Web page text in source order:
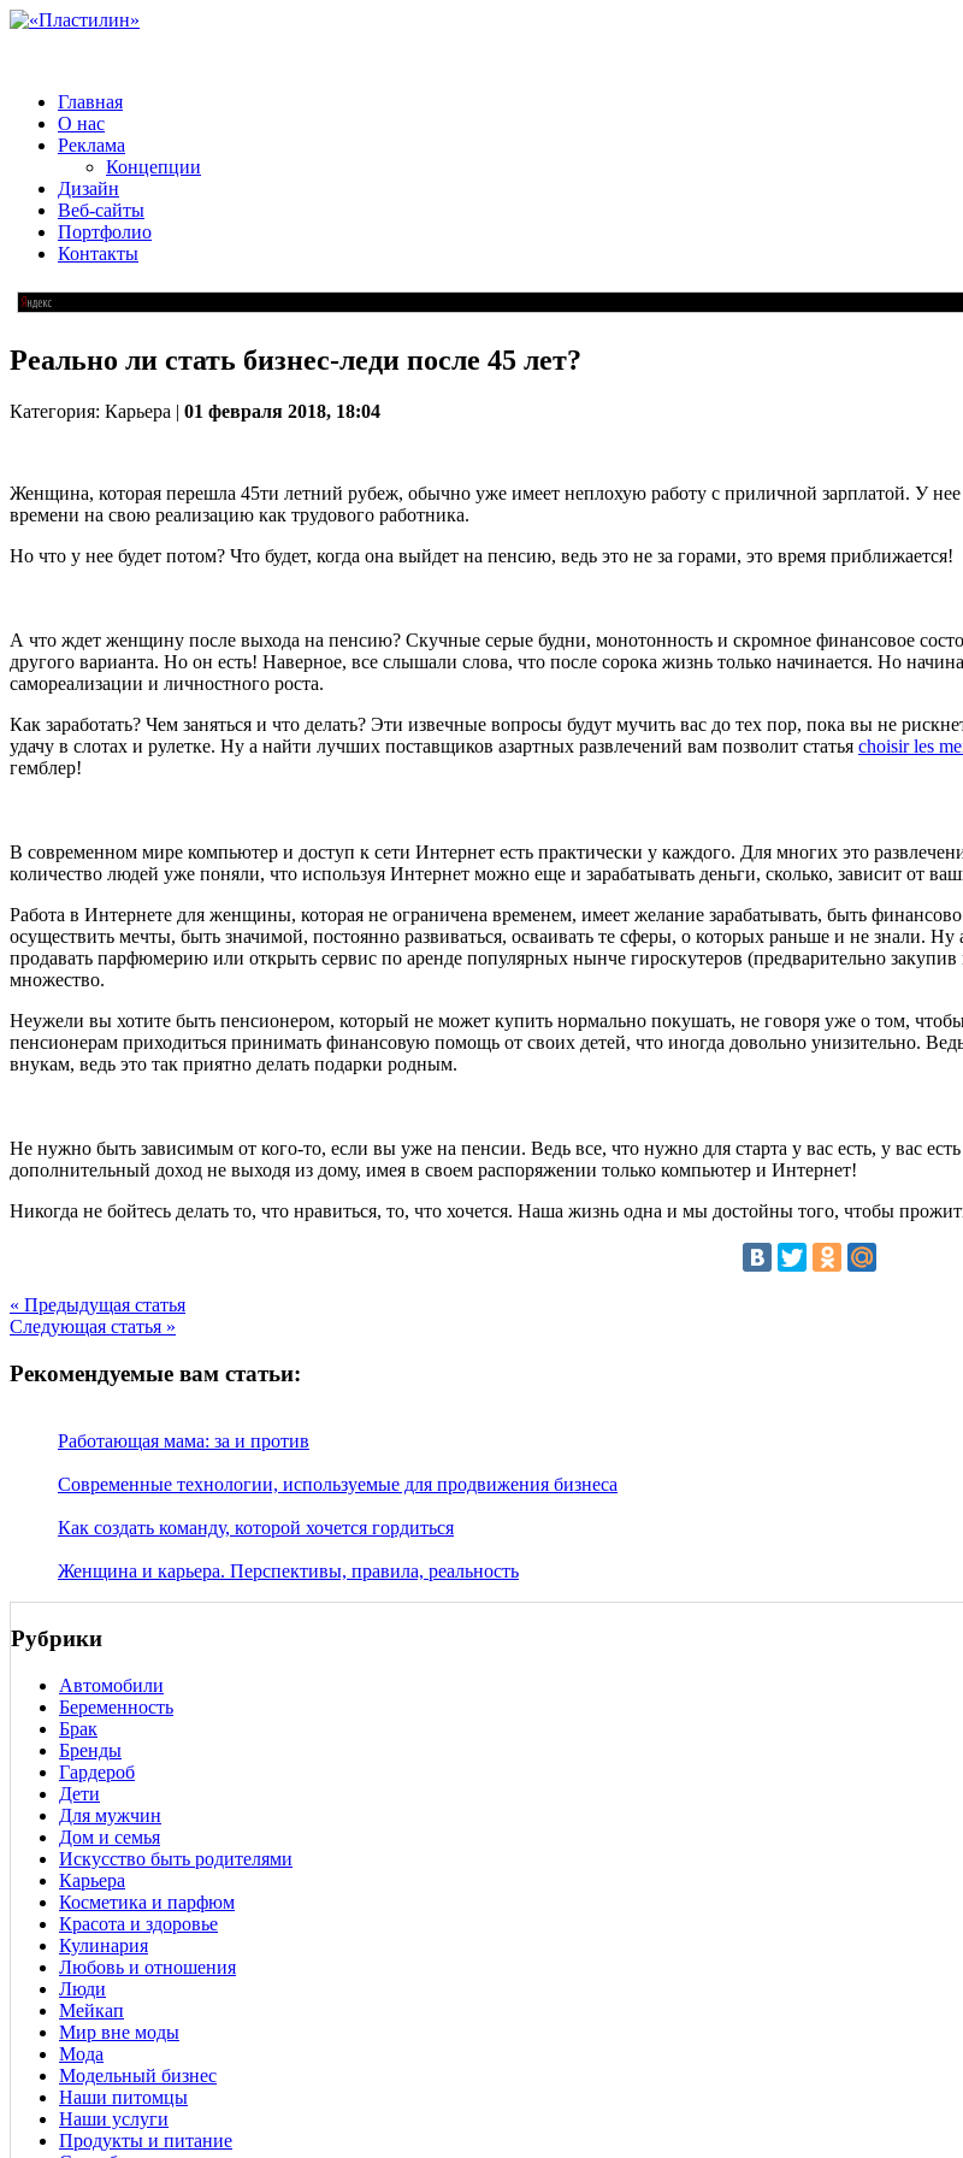
Главная
О нас
Реклама
Концепции
Дизайн
Веб-сайты
Портфолио
Контакты
Реально ли стать бизнес-леди после 45 лет?
Категория: Карьера | 01 февраля 2018, 18:04
Женщина, которая перешла 45ти летний рубеж, обычно уже имеет неплохую работу с приличной зарплатой. У
времени на свою реализацию как трудового работника.
Но что у нее будет потом? Что будет, когда она выйдет на пенсию, ведь это не за горами, это время приближается!
А что ждет женщину после выхода на пенсию? Скучные серые будни, монотонность и скромное финансовое
другого варианта. Но он есть! Наверное, все слышали слова, что после сорока жизнь только начинается. Но
самореализации и личностного роста.
Как заработать? Чем заняться и что делать? Эти извечные вопросы будут мучить вас до тех пор, пока вы не
удачу в слотах и рулетке. Ну а найти лучших поставщиков азартных развлечений вам позволит статья choisir les
гемблер!
В современном мире компьютер и доступ к сети Интернет есть практически у каждого. Для многих это
количество людей уже поняли, что используя Интернет можно еще и зарабатывать деньги, сколько, зависит от
Работа в Интернете для женщины, которая не ограничена временем, имеет желание зарабатывать, быть
осуществить мечты, быть значимой, постоянно развиваться, осваивать те сферы, о которых раньше и не знали.
продавать парфюмерию или открыть сервис по аренде популярных нынче гироскутеров (предварительно закупив
множество.
Неужели вы хотите быть пенсионером, который не может купить нормально покушать, не говоря уже о том,
пенсионерам приходиться принимать финансовую помощь от своих детей, что иногда довольно унизительно.
внукам, ведь это так приятно делать подарки родным.
Не нужно быть зависимым от кого-то, если вы уже на пенсии. Ведь все, что нужно для старта у вас есть, у вас
дополнительный доход не выходя из дому, имея в своем распоряжении только компьютер и Интернет!
Никогда не бойтесь делать то, что нравиться, то, что хочется. Наша жизнь одна и мы достойны того, чтобы
« Предыдущая статья
Следующая статья »
Рекомендуемые вам статьи:
Работающая мама: за и против
Современные технологии, используемые для продвижения бизнеса
Как создать команду, которой хочется гордиться
Женщина и карьера. Перспективы, правила, реальность
Рубрики
Автомобили
Беременность
Брак
Бренды
Гардероб
Дети
Для мужчин
Дом и семья
Искусство быть родителями
Карьера
Косметика и парфюм
Красота и здоровье
Кулинария
Любовь и отношения
Люди
Мейкап
Мир вне моды
Мода
Модельный бизнес
Наши питомцы
Наши услуги
Продукты и питание